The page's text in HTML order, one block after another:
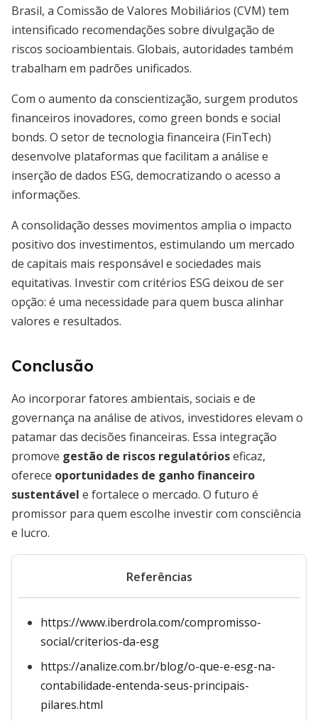
Brasil, a Comissão de Valores Mobiliários (CVM) tem
intensificado recomendações sobre divulgação de
riscos socioambientais. Globais, autoridades também
trabalham em padrões unificados.
Com o aumento da conscientização, surgem produtos
financeiros inovadores, como green bonds e social
bonds. O setor de tecnologia financeira (FinTech)
desenvolve plataformas que facilitam a análise e
inserção de dados ESG, democratizando o acesso a
informações.
A consolidação desses movimentos amplia o impacto
positivo dos investimentos, estimulando um mercado
de capitais mais responsável e sociedades mais
equitativas. Investir com critérios ESG deixou de ser
opção: é uma necessidade para quem busca alinhar
valores e resultados.
Conclusão
Ao incorporar fatores ambientais, sociais e de
governança na análise de ativos, investidores elevam o
patamar das decisões financeiras. Essa integração
promove gestão de riscos regulatórioseficaz,
oferece oportunidades de ganho financeiro
sustentável e fortalece o mercado. O futuro é
promissor para quem escolhe investir com consciência
e lucro.
Referências
https://www.iberdrola.com/compromisso-
social/criterios-da-esg
https://analize.com.br/blog/o-que-e-esg-na-
contabilidade-entenda-seus-principais-
pilares.html